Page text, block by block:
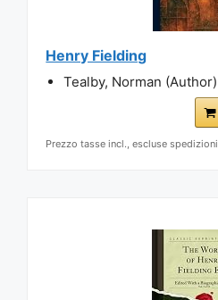
Henry Fielding
Tealby, Norman (Author)
Prezzo tasse incl., escluse spedizioni